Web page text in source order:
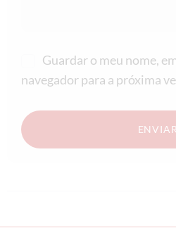
Guardar o meu nome,
navegador para a próxima